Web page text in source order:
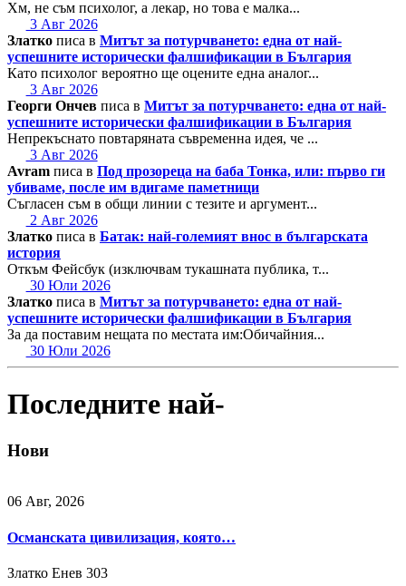
Хм, не съм психолог, а лекар, но това е малка...
3 Авг 2026
Златко писа в Митът за потурчването: една от най-
успешните исторически фалшификации в България
Като психолог вероятно ще оцените една аналог...
3 Авг 2026
Георги Ончев писа в Митът за потурчването: една от най-
успешните исторически фалшификации в България
Непрекъснато повтаряната съвременна идея, че ...
3 Авг 2026
Avram писа в Под прозореца на баба Тонка, или: първо ги
убиваме, после им вдигаме паметници
Съгласен съм в общи линии с тезите и аргумент...
2 Авг 2026
Златко писа в Батак: най-големият внос в българската
история
Откъм Фейсбук (изключвам тукашната публика, т...
30 Юли 2026
Златко писа в Митът за потурчването: една от най-
успешните исторически фалшификации в България
За да поставим нещата по местата им:Обичайния...
30 Юли 2026
Последните най-
Нови
06 Авг, 2026
Османската цивилизация, която…
Златко Енев 303